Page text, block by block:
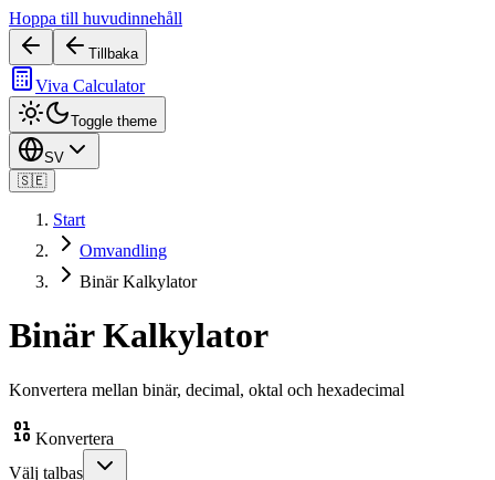
Hoppa till huvudinnehåll
Tillbaka
Viva Calculator
Toggle theme
SV
🇸🇪
Start
Omvandling
Binär Kalkylator
Binär Kalkylator
Konvertera mellan binär, decimal, oktal och hexadecimal
Konvertera
Välj talbas